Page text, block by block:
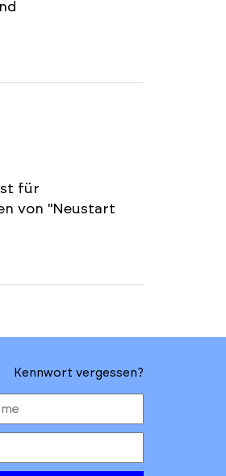
für
von "Neustart
Kennwort vergessen?